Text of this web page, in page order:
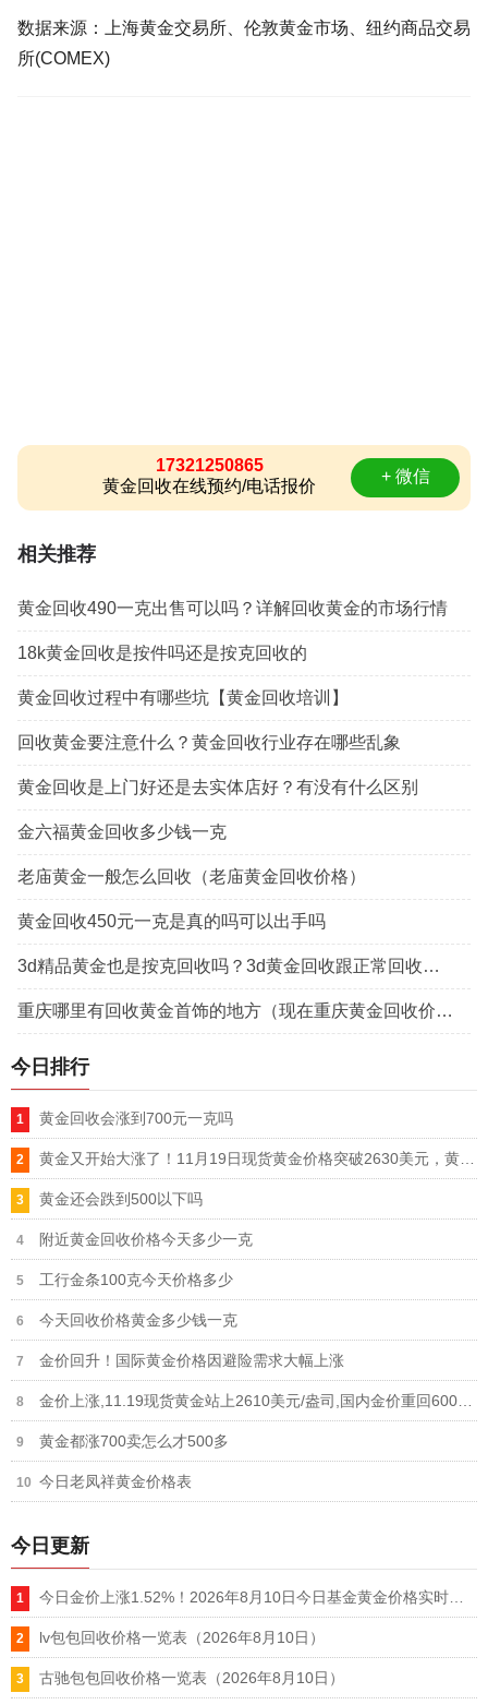
数据来源：上海黄金交易所、伦敦黄金市场、纽约商品交易
所(COMEX)
17321250865
黄金回收在线预约/电话报价
+ 微信
相关推荐
黄金回收490一克出售可以吗？详解回收黄金的市场行情
18k黄金回收是按件吗还是按克回收的
黄金回收过程中有哪些坑【黄金回收培训】
回收黄金要注意什么？黄金回收行业存在哪些乱象
黄金回收是上门好还是去实体店好？有没有什么区别
金六福黄金回收多少钱一克
老庙黄金一般怎么回收（老庙黄金回收价格）
黄金回收450元一克是真的吗可以出手吗
3d精品黄金也是按克回收吗？3d黄金回收跟正常回收一样吗
重庆哪里有回收黄金首饰的地方（现在重庆黄金回收价格是多少钱一克）
今日排行
黄金回收会涨到700元一克吗
黄金还会跌到500以下吗
附近黄金回收价格今天多少一克
工行金条100克今天价格多少
今天回收价格黄金多少钱一克
金价回升！国际黄金价格因避险需求大幅上涨
黄金都涨700卖怎么才500多
今日老凤祥黄金价格表
今日更新
lv包包回收价格一览表（2026年8月10日）
古驰包包回收价格一览表（2026年8月10日）